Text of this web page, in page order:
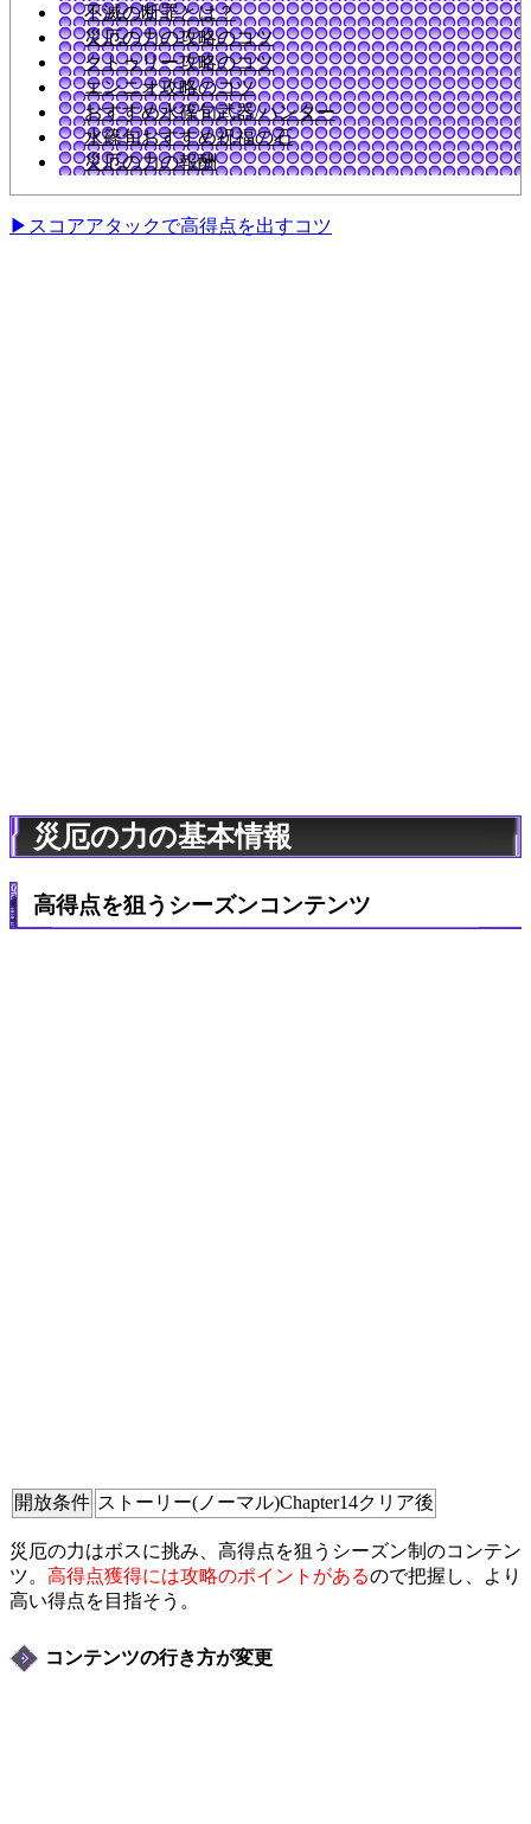
不滅の断罪とは？
災厄の力の攻略のコツ
クトゥリー攻略のコツ
エンニオ攻略のコツ
おすすめ水篠旬武器/ハンター
水篠旬おすすめ祝福の石
災厄の力の報酬
▶スコアアタックで高得点を出すコツ
災厄の力の基本情報
高得点を狙うシーズンコンテンツ
開放条件 ストーリー(ノーマル)Chapter14クリア後
災厄の力はボスに挑み、高得点を狙うシーズン制のコンテン
ツ。 高得点獲得には攻略のポイントがあるので把握し、より
高い得点を目指そう。
コンテンツの行き方が変更